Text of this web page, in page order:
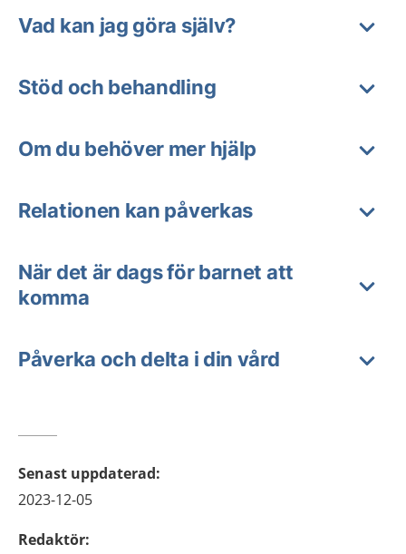
Vad kan jag göra själv?
Stöd och behandling
Om du behöver mer hjälp
Relationen kan påverkas
När det är dags för barnet att
komma
Påverka och delta i din vård
Senast uppdaterad:
2023-12-05
Redaktör: